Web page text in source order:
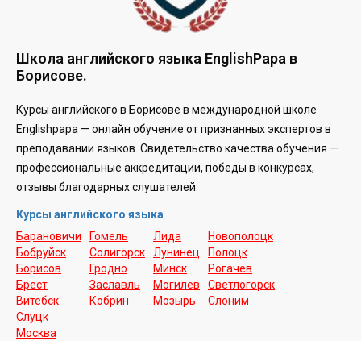
Школа английского языка EnglishPapa в
Борисове.
Курсы английского в Борисове в международной школе
Englishpapa — онлайн обучение от признанных экспертов в
преподавании языков. Свидетельство качества обучения —
профессиональные аккредитации, победы в конкурсах,
отзывы благодарных слушателей.
Курсы английского языка
Барановичи
Бобруйск
Борисов
Брест
Витебск
Гомель
Солигорск
Гродно
Заславль
Кобрин
Лида
Лунинец
Минск
Могилев
Мозырь
Новополоцк
Полоцк
Рогачев
Светлогорск
Слоним
Слуцк
Москва